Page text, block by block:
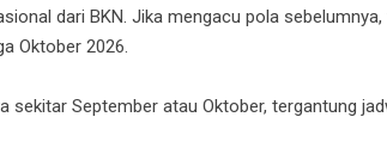
dari BKN. Jika mengacu pola
Oktober 2026.
sekitar September atau Oktober, tergantung